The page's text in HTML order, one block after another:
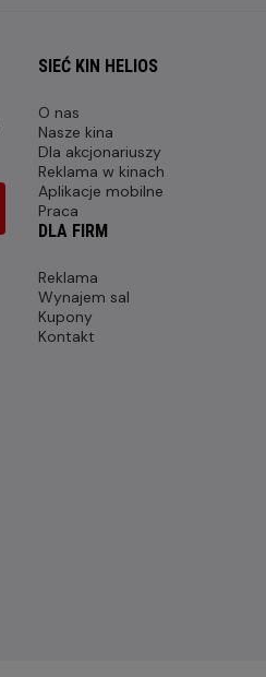
SIEĆ KIN HELIOS
O nas
Nasze kina
Dla akcjonariuszy
Reklama w kinach
Aplikacje mobilne
Praca
DLA FIRM
Reklama
Wynajem sal
Kupony
Kontakt